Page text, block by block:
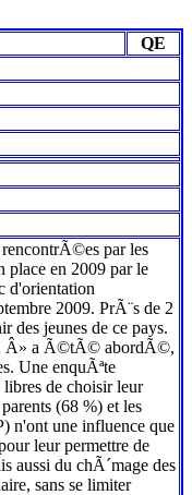
QE
par les
place en 2009 par le
d'orientation
2009. PrÃ¨s de 2
des jeunes de ce pays.
Â» a Ã©tÃ© abordÃ©,
Une enquÃªte
de choisir leur
(68 %) et les
n'ont une influence que
leur permettre de
aussi du chÃ´mage des
sans se limiter